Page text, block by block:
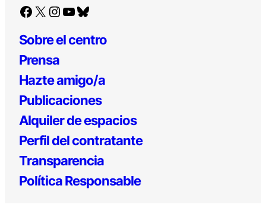
Facebook X Instagram YouTube Bluesky
Sobre el centro
Prensa
Hazte amigo/a
Publicaciones
Alquiler de espacios
Perfil del contratante
Transparencia
Política Responsable